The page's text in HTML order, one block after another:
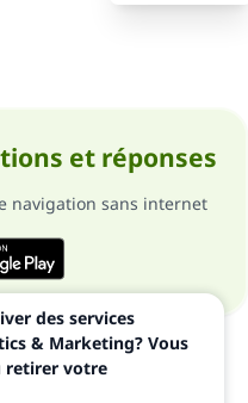
et réponses
navigation sans internet
des services
& Marketing? Vous
retirer votre